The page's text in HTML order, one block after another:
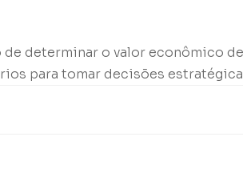
determinar o valor econômico
para tomar decisões